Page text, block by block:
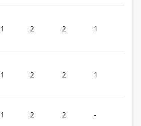
1 2 2 1
1 2 2 1
1 2 2 -